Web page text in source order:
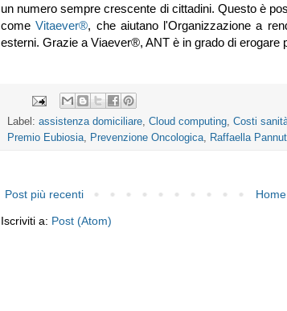
un numero sempre crescente di cittadini. Questo è
comeVitaever®, che aiutano l'Organizzazione a
esterni. Grazie a Viaever®, ANT è in grado di erogare
Label: assistenza domiciliare, Cloud computing, Costi
Premio Eubiosia, Prevenzione Oncologica, Raffaella
Post più recenti
Iscriviti a: Post (Atom)